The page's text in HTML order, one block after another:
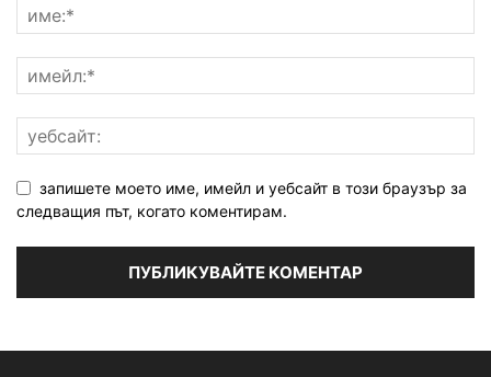
запишете моето име, имейл и уебсайт в този браузър за
следващия път, когато коментирам.